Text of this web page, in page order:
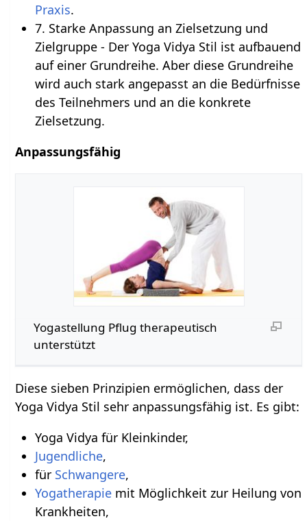
Praxis.
7. Starke Anpassung an Zielsetzung und
Zielgruppe - Der Yoga Vidya Stil ist aufbauend
auf einer Grundreihe. Aber diese Grundreihe
wird auch stark angepasst an die Bedürfnisse
des Teilnehmers und an die konkrete
Zielsetzung.
Anpassungsfähig
Yogastellung Pflug therapeutisch
unterstützt
Diese sieben Prinzipien ermöglichen, dass der
Yoga Vidya Stil sehr anpassungsfähig ist. Es gibt:
Yoga Vidya für Kleinkinder,
Jugendliche,
für Schwangere,
Yogatherapiemit Möglichkeit zur Heilung von
Krankheiten,